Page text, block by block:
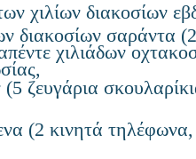
χιλίων διακοσίων
διακοσίων σαράντα
χιλιάδων
ζευγάρια
(2 κινητά